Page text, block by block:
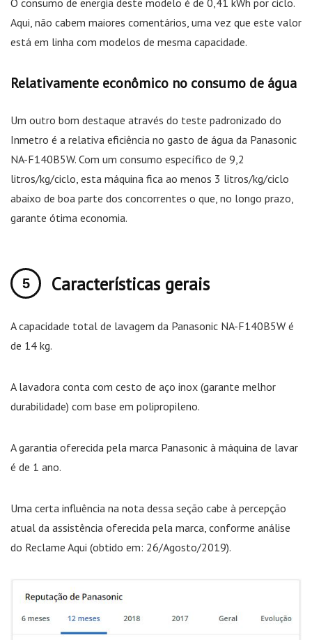
Aqui, não cabem maiores comentários, uma vez que este valor
está em linha com modelos de mesma capacidade.
Relativamente econômico no consumo de água
Um outro bom destaque através do teste padronizado do
Inmetro é a relativa eficiência no gasto de água da Panasonic
NA-F140B5W. Com um consumo específico de 9,2
litros/kg/ciclo, esta máquina fica ao menos 3 litros/kg/ciclo
abaixo de boa parte dos concorrentes o que, no longo prazo,
garante ótima economia.
Características gerais
A capacidade total de lavagem da Panasonic NA-F140B5W é
de 14 kg.
A lavadora conta com cesto de aço inox (garante melhor
durabilidade) com base em polipropileno.
A garantia oferecida pela marca Panasonic à máquina de lavar
é de 1 ano.
Uma certa influência na nota dessa seção cabe à percepção
atual da assistência oferecida pela marca, conforme análise
do Reclame Aqui (obtido em: 26/Agosto/2019).